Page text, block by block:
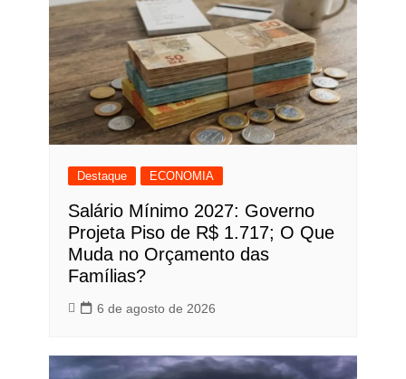
Destaque ECONOMIA
Salário Mínimo 2027: Governo
Projeta Piso de R$ 1.717; O Que
Muda no Orçamento das
Famílias?
6 de agosto de 2026